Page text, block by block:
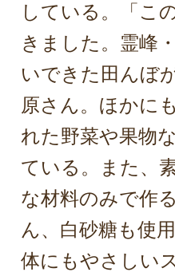
している。「こ
きました。霊峰
いできた田んぼ
原さん。ほかに
れた野菜や果物
ている。また、
な材料のみで作
ん、白砂糖も使
体にもやさしい